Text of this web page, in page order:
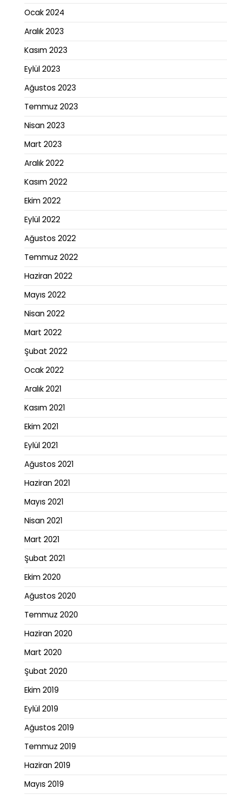
Ocak 2024
Aralık 2023
Kasım 2023
Eylül 2023
Ağustos 2023
Temmuz 2023
Nisan 2023
Mart 2023
Aralık 2022
Kasım 2022
Ekim 2022
Eylül 2022
Ağustos 2022
Temmuz 2022
Haziran 2022
Mayıs 2022
Nisan 2022
Mart 2022
Şubat 2022
Ocak 2022
Aralık 2021
Kasım 2021
Ekim 2021
Eylül 2021
Ağustos 2021
Haziran 2021
Mayıs 2021
Nisan 2021
Mart 2021
Şubat 2021
Ekim 2020
Ağustos 2020
Temmuz 2020
Haziran 2020
Mart 2020
Şubat 2020
Ekim 2019
Eylül 2019
Ağustos 2019
Temmuz 2019
Haziran 2019
Mayıs 2019